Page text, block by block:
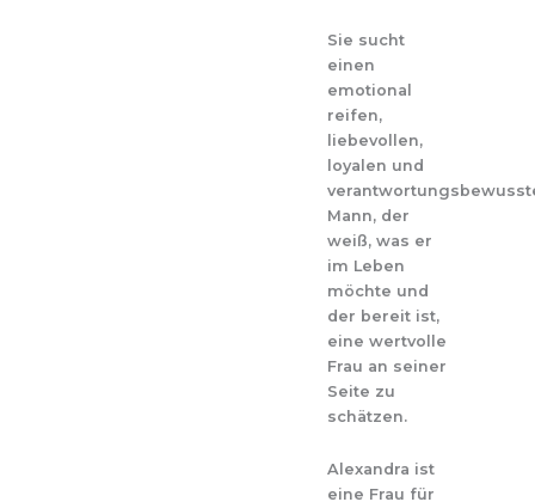
Sie sucht
einen
emotional
reifen,
liebevollen,
loyalen und
Mann, der
weiß, was er
im Leben
möchte und
der bereit ist,
eine wertvolle
Frau an seiner
Seite zu
schätzen.
Alexandra ist
eine Frau für